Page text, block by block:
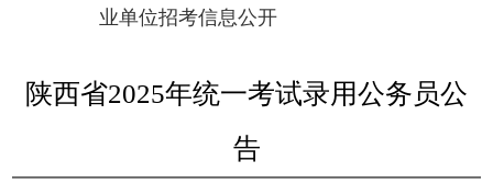
业单位招考信息公开
陕西省2025年统一考试录用公务员公
告